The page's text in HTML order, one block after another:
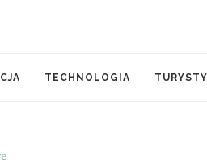
TECHNOLOGIA